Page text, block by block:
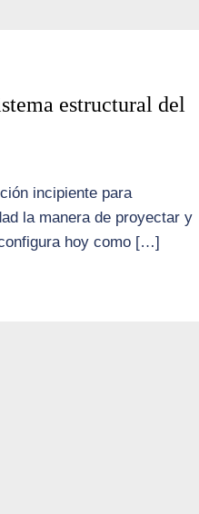
estructural del
incipiente para
la manera de proyectar y
hoy como […]